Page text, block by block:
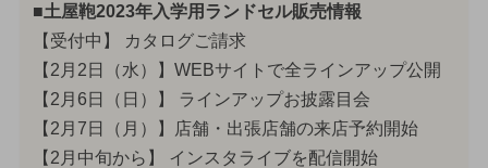
■土屋鞄2023年入学用ランドセル販売情報
【受付中】 カタログご請求
【2月2日（水）】WEBサイトで全ラインアップ公開
【2月6日（日）】 ラインアップお披露目会
【2月7日（月）】店舗・出張店舗の来店予約開始
【2月中旬から】 インスタライブを配信開始